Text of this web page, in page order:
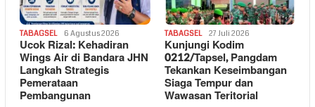
TABAGSEL 6 Agustus 2026
Ucok Rizal: Kehadiran
Wings Air di Bandara JHN
Langkah Strategis
Pemerataan
Pembangunan
TABAGSEL 27 Juli 2026
Kunjungi Kodim
0212/Tapsel, Pangdam
Tekankan Keseimbangan
Siaga Tempur dan
Wawasan Teritorial